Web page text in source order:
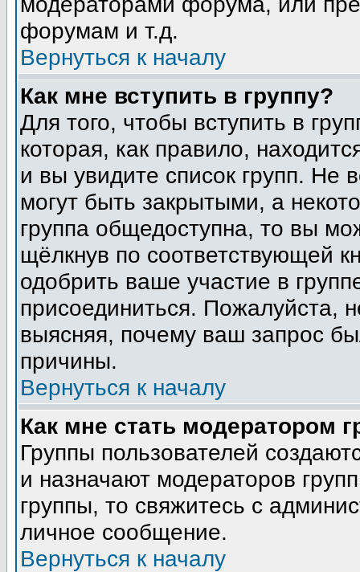
форумам и т.д.
Вернуться к началу
Как мне вступить в группу?
Для того, чтобы вступить в
которая, как правило,
и вы увидите список групп. Не
могут быть закрытыми, а
группа общедоступна, то вы
щёлкнув по соответствующей
одобрить ваше участие в
присоединиться. Пожалуйста,
выясняя, почему ваш запрос
причины.
Вернуться к началу
Как мне стать модератором
Группы пользователей
и назначают модераторов
группы, то свяжитесь с
личное сообщение.
Вернуться к началу